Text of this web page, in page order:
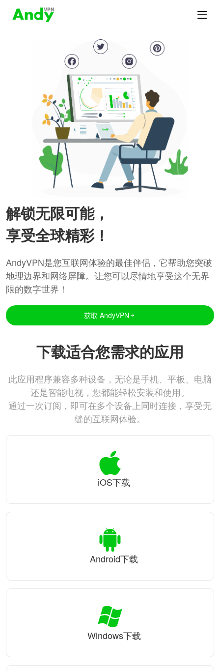
解锁无限可能，
享受全球精彩！
AndyVPN是您互联网体验的最佳伴侣，它帮助您突破
地理边界和网络屏障。让您可以尽情地享受这个无界
限的数字世界！
获取 AndyVPN
下载适合您需求的应用
此应用程序兼容多种设备，无论是手机、平板、电脑
还是智能电视，您都能轻松安装和使用。
通过一次订阅，即可在多个设备上同时连接，享受无
缝的互联网体验。
iOS下载
Android下载
Windows下载